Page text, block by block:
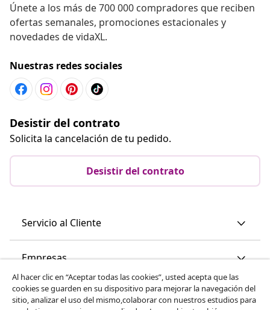
Únete a los más de 700 000 compradores que reciben
ofertas semanales, promociones estacionales y
novedades de vidaXL.
Nuestras redes sociales
Desistir del contrato
Solicita la cancelación de tu pedido.
Desistir del contrato
Servicio al Cliente
Empresas
vidaXL
Al hacer clic en “Aceptar todas las cookies”, usted acepta que las
cookies se guarden en su dispositivo para mejorar la navegación del
sitio, analizar el uso del mismo,colaborar con nuestros estudios para